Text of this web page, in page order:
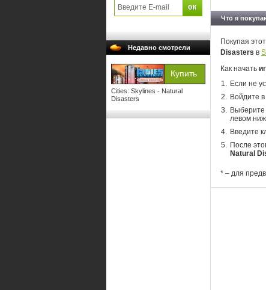
Недавно смотрели
Cities: Skylines - Natural
Disasters
Что я
Покупая
Disasters в
Как начать
Если не
Войдите
Выберите
левом
Введите
После
Natural
* – для